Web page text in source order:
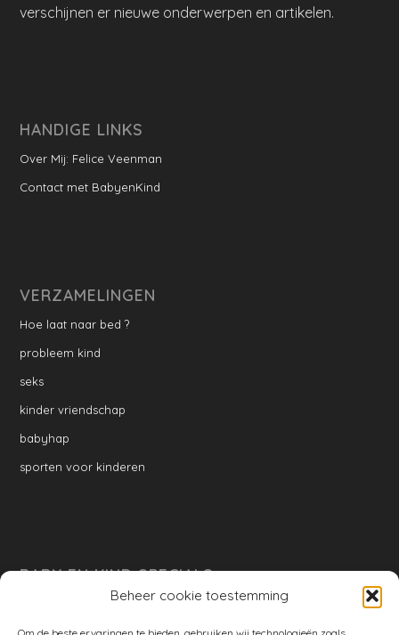
Beheer cookie toestemming
verschijnen er nieuwe onderwerpen en artikelen.
HANDIGE LINKS
Over Mij: Felice Veenman
Contact met BabyenKind
VERZAMELINGEN
Hoe laat naar bed ?
probleem kind
seks
kinder vriendschap
babyhap
sporten voor kinderen
BABY EN KIND SPECIALS